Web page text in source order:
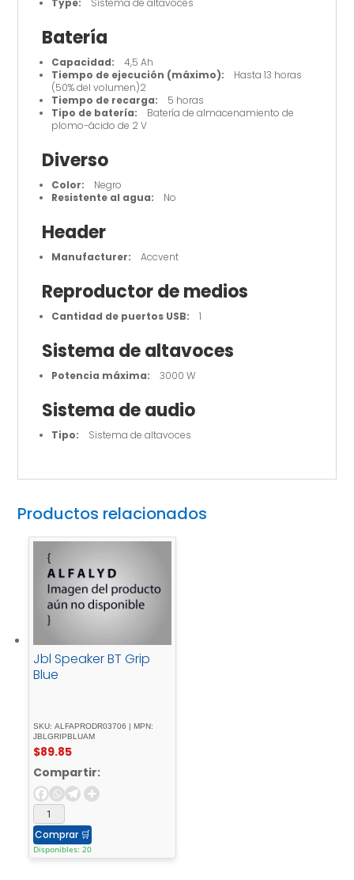
Batería
Capacidad: 4,5 Ah
Tiempo de ejecución (máximo): Hasta 13 horas
(50% del volumen)2
Tiempo de recarga: 5 horas
Tipo de batería: Batería de almacenamiento de
plomo-ácido de 2 V
Diverso
Color: Negro
Resistente al agua: No
Header
Manufacturer: Accvent
Reproductor de medios
Cantidad de puertos USB: 1
Sistema de altavoces
Potencia máxima: 3000 W
Sistema de audio
Tipo: Sistema de altavoces
Productos relacionados
Jbl Speaker BT Grip
Blue
SKU: ALFAPRODR03706 | MPN:
JBLGRIPBLUAM
$89.85
Compartir:
Comprar 🛒
Disponibles: 20